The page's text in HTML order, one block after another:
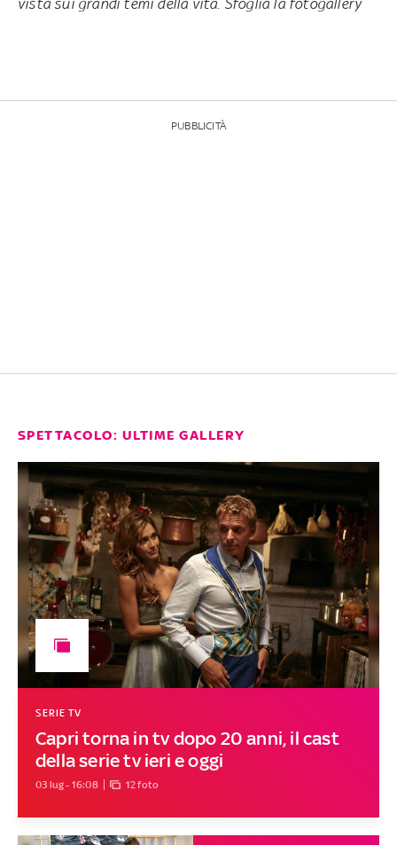
PUBBLICITÀ
SPETTACOLO: ULTIME GALLERY
Capri torna in tv dopo 20 anni, il cast
della serie tv ieri e oggi
SERIE TV
03 lug - 16:08 12 foto